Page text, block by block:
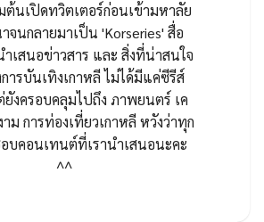
ต้นเปิดทวิตเตอร์ก่อนเข้ามหาลัย
นกลายมาเป็น 'Korseries' สื่อ
เสนอข่าวสาร และ สิ่งที่น่าสนใจ
การบันเทิงเกาหลี ไม่ได้มีแค่ซีรีส์
งครอบคลุมไปถึง ภาพยนตร์ เค
ม การท่องเที่ยวเกาหลี หวังว่าทุก
บคอนเทนต์ที่เรานำเสนอนะคะ
^^